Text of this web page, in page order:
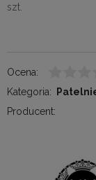
szt.
Ocena:
Kategoria:
Producent: